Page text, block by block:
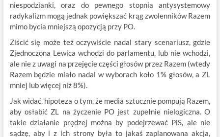
niespodzianki, oraz do pewnego stopnia antysystemowy
radykalizm mogą jednak powiększać krąg zwolenników Razem
mimo bycia mniejszą opozycją przy PO.
Ziścić się może też oczywiście nadal stary scenariusz, gdzie
Zjednoczona Lewica wchodzi do parlamentu, lub nie wchodzi,
ale nie z uwagi na przejęcie części głosów przez Razem (wtedy
Razem będzie miało nadal w wyborach koło 1% głosów, a ZL
mniej lub więcej niż 8%).
Jak widać, hipoteza o tym, że media sztucznie pompują Razem,
aby osłabić ZL na życzenie PO jest zupełnie nielogiczna. O
takie działanie prędzej można by podejrzewać PiS, ale nie
sądzę, aby i z ich strony była to jakaś zaplanowana akcja,